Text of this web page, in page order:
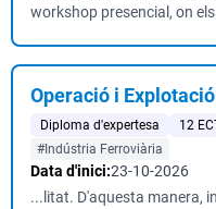
workshop presencial, on
Operació i
Diploma d'expertesa 12
#Indústria Ferroviària
Data d'inici:23-10-2026
...litat. D'aquesta manera,